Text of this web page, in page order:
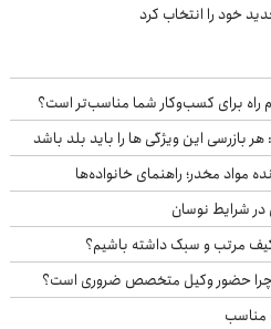
خود را انتخاب کرد
راه برای کسب‌وکار شما مناسب‌تر است؟
بازرسی این ویژگی ها را باید بلد باشد
شرایط نوسان
مرتب و سبک داشته باشیم؟
چرا حضور وکیل متخصص ضروری است؟
مناسب